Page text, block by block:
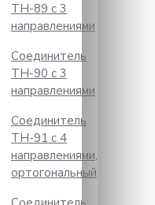
TH-89 с 3
направлениями
Соединитель
TH-90 с 3
направлениями
Соединитель
TH-91 с 4
направлениями,
ортогональный